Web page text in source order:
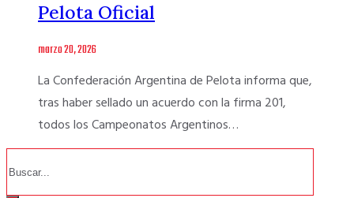
Pelota Oficial
marzo 20, 2026
La Confederación Argentina de Pelota informa que,
tras haber sellado un acuerdo con la firma 201,
todos los Campeonatos Argentinos…